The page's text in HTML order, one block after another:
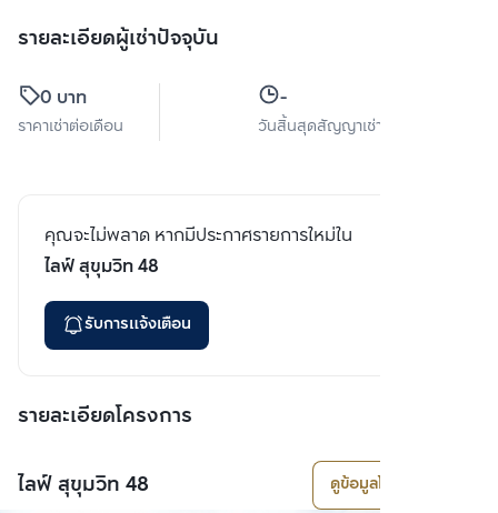
รายละเอียดผู้เช่าปัจจุบัน
0 บาท
ราคาเช่าต่อเดือน
-
วันสิ้นสุดสัญญาเช่า
คุณจะไม่พลาด หากมีประกาศรายการใหม่ใน
ไลฟ์ สุขุมวิท 48
รับการแจ้งเตือน
รายละเอียดโครงการ
ไลฟ์ สุขุมวิท 48 ดูข้อมูลโครงการ